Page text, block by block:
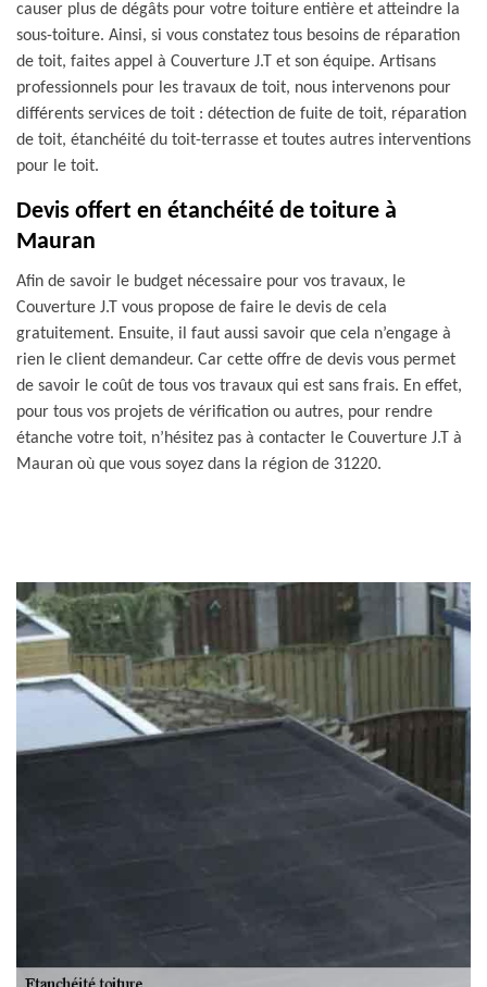
causer plus de dégâts pour votre toiture entière et atteindre la
sous-toiture. Ainsi, si vous constatez tous besoins de réparation
de toit, faites appel à Couverture J.T et son équipe. Artisans
professionnels pour les travaux de toit, nous intervenons pour
différents services de toit : détection de fuite de toit, réparation
de toit, étanchéité du toit-terrasse et toutes autres interventions
pour le toit.
Devis offert en étanchéité de toiture à
Mauran
Afin de savoir le budget nécessaire pour vos travaux, le
Couverture J.T vous propose de faire le devis de cela
gratuitement. Ensuite, il faut aussi savoir que cela n’engage à
rien le client demandeur. Car cette offre de devis vous permet
de savoir le coût de tous vos travaux qui est sans frais. En effet,
pour tous vos projets de vérification ou autres, pour rendre
étanche votre toit, n’hésitez pas à contacter le Couverture J.T à
Mauran où que vous soyez dans la région de 31220.